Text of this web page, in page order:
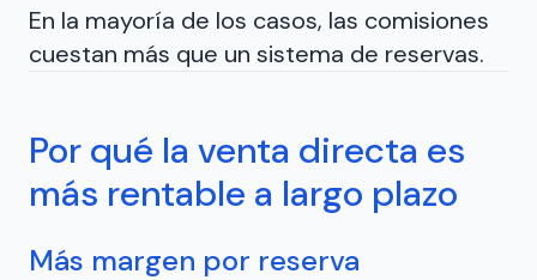
En la mayoría de los casos, las comisiones
cuestan más que un sistema de reservas.
Por qué la venta directa es
más rentable a largo plazo
Más margen por reserva